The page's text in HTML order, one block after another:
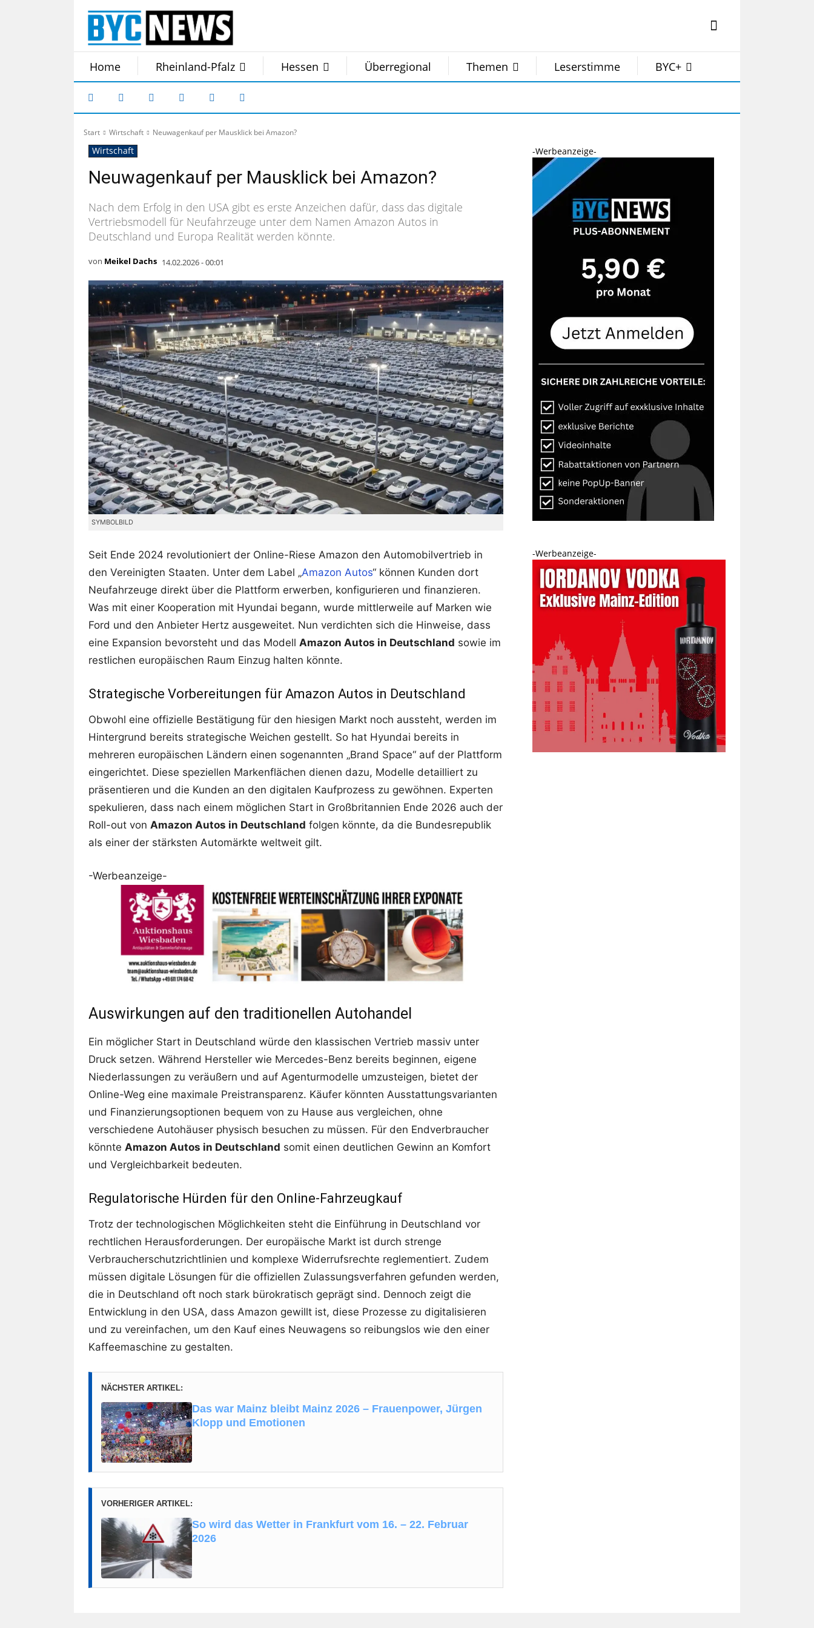
Home Rheinland-Pfalz Hessen Überregional Themen Leserstimme BYC+
Start Wirtschaft Neuwagenkauf per Mausklick bei Amazon?
Wirtschaft
Neuwagenkauf per Mausklick bei Amazon?
Nach dem Erfolg in den USA gibt es erste Anzeichen dafür, dass das digitale
Vertriebsmodell für Neufahrzeuge unter dem Namen Amazon Autos in
Deutschland und Europa Realität werden könnte.
von Meikel Dachs 14.02.2026 - 00:01
SYMBOLBILD
Seit Ende 2024 revolutioniert der Online-Riese Amazon den Automobilvertrieb in
den Vereinigten Staaten. Unter dem Label „Amazon Autos“ können Kunden dort
Neufahrzeuge direkt über die Plattform erwerben, konfigurieren und finanzieren.
Was mit einer Kooperation mit Hyundai begann, wurde mittlerweile auf Marken wie
Ford und den Anbieter Hertz ausgeweitet. Nun verdichten sich die Hinweise, dass
eine Expansion bevorsteht und das Modell Amazon Autos in Deutschland sowie im
restlichen europäischen Raum Einzug halten könnte.
Strategische Vorbereitungen für Amazon Autos in Deutschland
Obwohl eine offizielle Bestätigung für den hiesigen Markt noch aussteht, werden im
Hintergrund bereits strategische Weichen gestellt. So hat Hyundai bereits in
mehreren europäischen Ländern einen sogenannten „Brand Space“ auf der Plattform
eingerichtet. Diese speziellen Markenflächen dienen dazu, Modelle detailliert zu
präsentieren und die Kunden an den digitalen Kaufprozess zu gewöhnen. Experten
spekulieren, dass nach einem möglichen Start in Großbritannien Ende 2026 auch der
Roll-out von Amazon Autos in Deutschland folgen könnte, da die Bundesrepublik
als einer der stärksten Automärkte weltweit gilt.
-Werbeanzeige-
Auswirkungen auf den traditionellen Autohandel
Ein möglicher Start in Deutschland würde den klassischen Vertrieb massiv unter
Druck setzen. Während Hersteller wie Mercedes-Benz bereits beginnen, eigene
Niederlassungen zu veräußern und auf Agenturmodelle umzusteigen, bietet der
Online-Weg eine maximale Preistransparenz. Käufer könnten Ausstattungsvarianten
und Finanzierungsoptionen bequem von zu Hause aus vergleichen, ohne
verschiedene Autohäuser physisch besuchen zu müssen. Für den Endverbraucher
könnte Amazon Autos in Deutschland somit einen deutlichen Gewinn an Komfort
und Vergleichbarkeit bedeuten.
Regulatorische Hürden für den Online-Fahrzeugkauf
Trotz der technologischen Möglichkeiten steht die Einführung in Deutschland vor
rechtlichen Herausforderungen. Der europäische Markt ist durch strenge
Verbraucherschutzrichtlinien und komplexe Widerrufsrechte reglementiert. Zudem
müssen digitale Lösungen für die offiziellen Zulassungsverfahren gefunden werden,
die in Deutschland oft noch stark bürokratisch geprägt sind. Dennoch zeigt die
Entwicklung in den USA, dass Amazon gewillt ist, diese Prozesse zu digitalisieren
und zu vereinfachen, um den Kauf eines Neuwagens so reibungslos wie den einer
Kaffeemaschine zu gestalten.
NÄCHSTER ARTIKEL:
Das war Mainz bleibt Mainz 2026 – Frauenpower, Jürgen
Klopp und Emotionen
VORHERIGER ARTIKEL:
So wird das Wetter in Frankfurt vom 16. – 22. Februar
2026
-Werbeanzeige-
-Werbeanzeige-